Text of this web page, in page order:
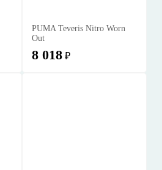
PUMA Teveris Nitro Worn
Out
8 018 ₽